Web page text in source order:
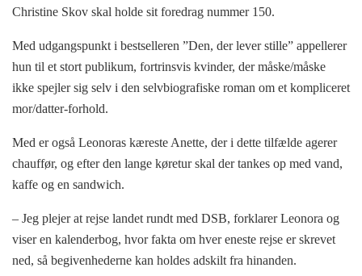
Christine Skov skal holde sit foredrag nummer 150.
Med udgangspunkt i bestselleren ”Den, der lever stille” appellerer
hun til et stort publikum, fortrinsvis kvinder, der måske/måske
ikke spejler sig selv i den selvbiografiske roman om et kompliceret
mor/datter-forhold.
Med er også Leonoras kæreste Anette, der i dette tilfælde agerer
chauffør, og efter den lange køretur skal der tankes op med vand,
kaffe og en sandwich.
– Jeg plejer at rejse landet rundt med DSB, forklarer Leonora og
viser en kalenderbog, hvor fakta om hver eneste rejse er skrevet
ned, så begivenhederne kan holdes adskilt fra hinanden.